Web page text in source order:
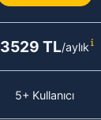
3529 TL/aylık
5+ Kullanıcı